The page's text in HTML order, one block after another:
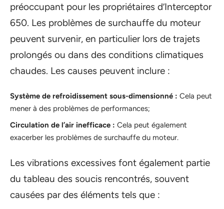
préoccupant pour les propriétaires d’Interceptor
650. Les problèmes de surchauffe du moteur
peuvent survenir, en particulier lors de trajets
prolongés ou dans des conditions climatiques
chaudes. Les causes peuvent inclure :
Système de refroidissement sous-dimensionné : Cela peut
mener à des problèmes de performances;
Circulation de l’air inefficace : Cela peut également
exacerber les problèmes de surchauffe du moteur.
Les vibrations excessives font également partie
du tableau des soucis rencontrés, souvent
causées par des éléments tels que :